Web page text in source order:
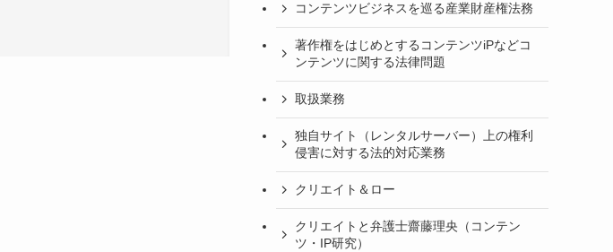
コンテンツビジネスを巡る産業財産権法務
著作権をはじめとするコンテンツiPなどコ
ンテンツに関する法律問題
取扱業務
独自サイト（レンタルサーバー）上の権利
侵害に対する法的対応業務
クリエイト＆ロー
クリエイトと弁護士齋藤理央（コンテン
ツ・IP研究）